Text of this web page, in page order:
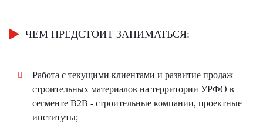
ЧЕМ ПРЕДСТОИТ ЗАНИМАТЬСЯ:
Работа с текущими клиентами и развитие продаж
строительных материалов на территории УРФО в
сегменте B2B - строительные компании, проектные
институты;